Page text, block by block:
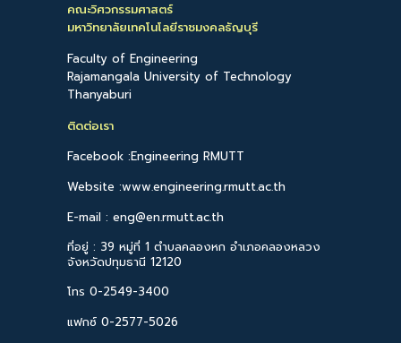
คณะวิศวกรรมศาสตร์
มหาวิทยาลัยเทคโนโลยีราชมงคลธัญบุรี
Faculty of Engineering
Rajamangala University of Technology
Thanyaburi
ติดต่อเรา
Facebook :Engineering RMUTT
Website :www.engineering.rmutt.ac.th
E-mail : eng@en.rmutt.ac.th
ที่อยู่ : 39 หมู่ที่ 1 ตำบลคลองหก อำเภอคลองหลวง
จังหวัดปทุมธานี 12120
โทร 0-2549-3400
แฟกซ์ 0-2577-5026